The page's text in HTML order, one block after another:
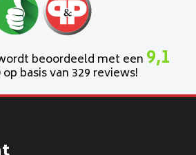
beoordeeld met een 9,1
op basis van 329 reviews!